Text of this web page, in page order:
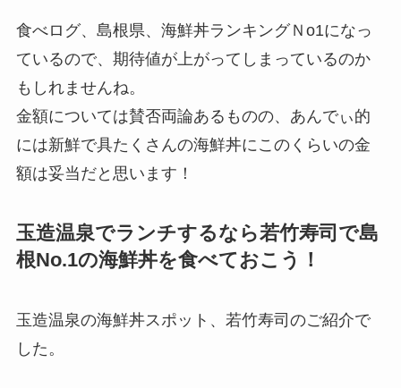
食べログ、 島根県、海鮮丼ランキングＮo1になっ
ているので、期待値が上がってしまっているのか
もしれませんね。
金額については賛否両論あるものの、あんでぃ的
には新鮮で具たくさんの海鮮丼にこのくらいの金
額は妥当だと思います！
玉造温泉でランチするなら若竹寿司で島
根No.1の海鮮丼を食べておこう！
玉造温泉の海鮮丼スポット、若竹寿司のご紹介で
した。